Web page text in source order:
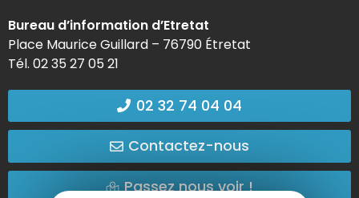
Bureau d’information d’Etretat
Place Maurice Guillard – 76790 Étretat
Tél. 02 35 27 05 21
02 32 74 04 04
Contactez-nous
Passez nous voir !